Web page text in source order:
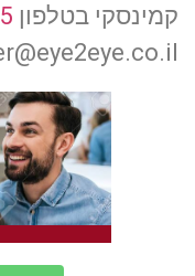
קמינסקי בטלפון